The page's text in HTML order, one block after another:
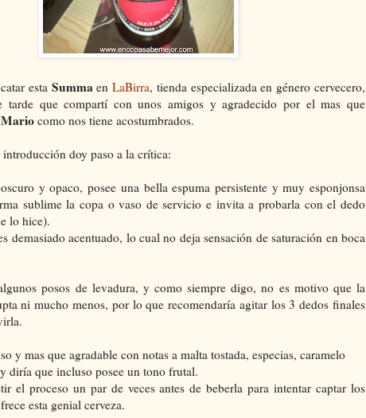
esta SummaenLaBirra, tienda especializada en género cervecero,
tarde que compartí con unos amigos y agradecido por el mas que
Mario como nos tiene acostumbrados.
introducción doy paso a la crítica:
y opaco, posee una bella espuma persistente y muy esponjonsa
sublime la copa o vaso de servicio e invita a probarla con el dedo
lo hice).
demasiado acentuado, lo cual no deja sensación de saturación en boca
posos de levadura, y como siempre digo, no es motivo que la
ni mucho menos, por lo que recomendaría agitar los 3 dedos finales
y mas que agradable con notas a malta tostada, especias, caramelo
diría que incluso posee un tono frutal.
el proceso un par de veces antes de beberla para intentar captar los
esta genial cerveza.